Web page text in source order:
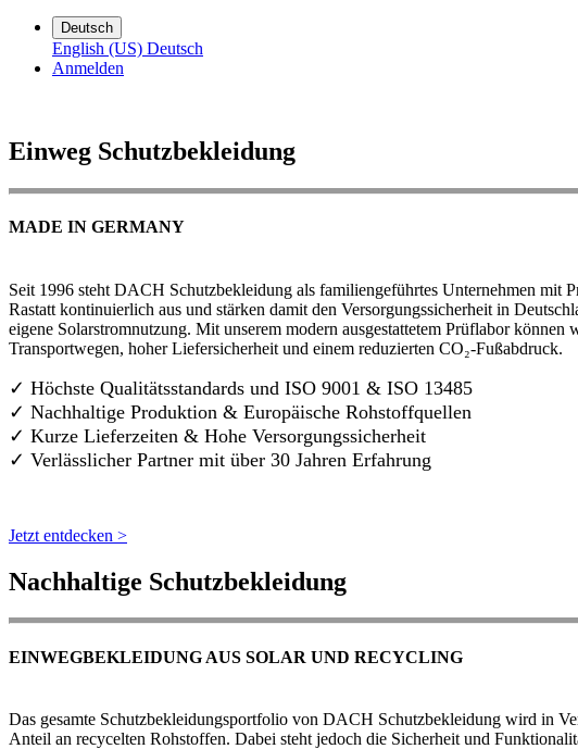
Deutsch
English (US) Deutsch
Anmelden
Einweg Schutzbekleidung
MADE IN GERMANY
Seit 1996 steht DACH Schutzbekleidung als familiengeführtes Unternehmen mit
Rastatt kontinuierlich aus und stärken damit den Versorgungssicherheit in
eigene Solarstromnutzung. Mit unserem modern ausgestattetem Prüflabor
Transportwegen, hoher Liefersicherheit und einem reduzierten CO₂-Fußabdruck.
✓ Höchste Qualitätsstandards und ISO 9001 & ISO 13485
✓ Nachhaltige Produktion & Europäische Rohstoffquellen
✓ Kurze Lieferzeiten & Hohe Versorgungssicherheit
✓ Verlässlicher Partner mit über 30 Jahren Erfahrung
Jetzt entdecken >
Nachhaltige Schutzbekleidung
EINWEGBEKLEIDUNG AUS SOLAR UND RECYCLING
Das gesamte Schutzbekleidungsportfolio von DACH Schutzbekleidung wird in
Anteil an recycelten Rohstoffen. Dabei steht jedoch die Sicherheit und